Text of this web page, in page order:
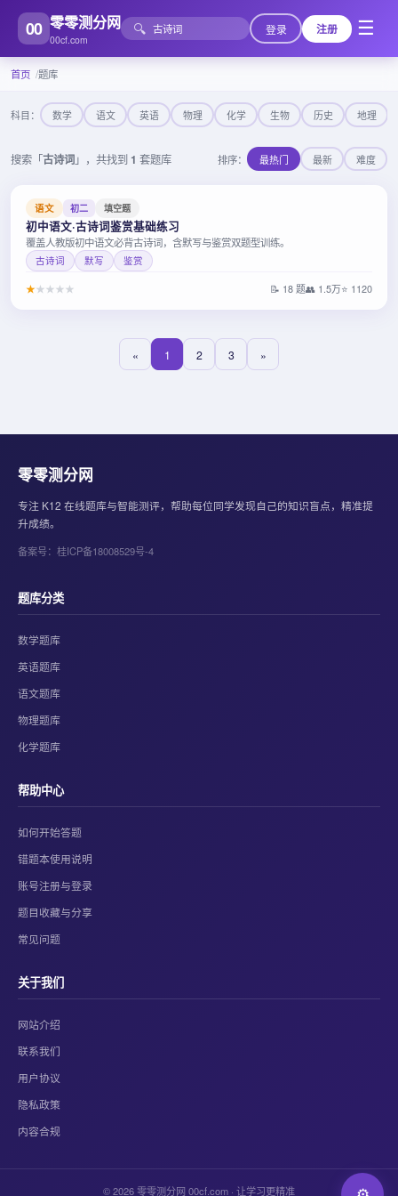
00 零零测分网
00cf.com
🔍 登录 注册 ☰
首页 题库
科目： 数学 语文 英语 物理 化学 生物 历史 地理
搜索「古诗词」，共找到 1 套题库 排序： 最热门 最新 难度
语文 初二 填空题
初中语文·古诗词鉴赏基础练习
覆盖人教版初中语文必背古诗词，含默写与鉴赏双题型训练。
古诗词 默写 鉴赏
★★ ★ ★ ★ 📝 18 题👥 1.5万⭐ 1120
« 1 2 3 »
零零测分网
专注 K12 在线题库与智能测评，帮助每位同学发现自己的知识盲点，精准提
升成绩。
备案号：桂ICP备18008529号-4
题库分类
数学题库
英语题库
语文题库
物理题库
化学题库
帮助中心
如何开始答题
错题本使用说明
账号注册与登录
题目收藏与分享
常见问题
关于我们
网站介绍
联系我们
用户协议
隐私政策
内容合规
© 2026 零零测分网 00cf.com · 让学习更精准